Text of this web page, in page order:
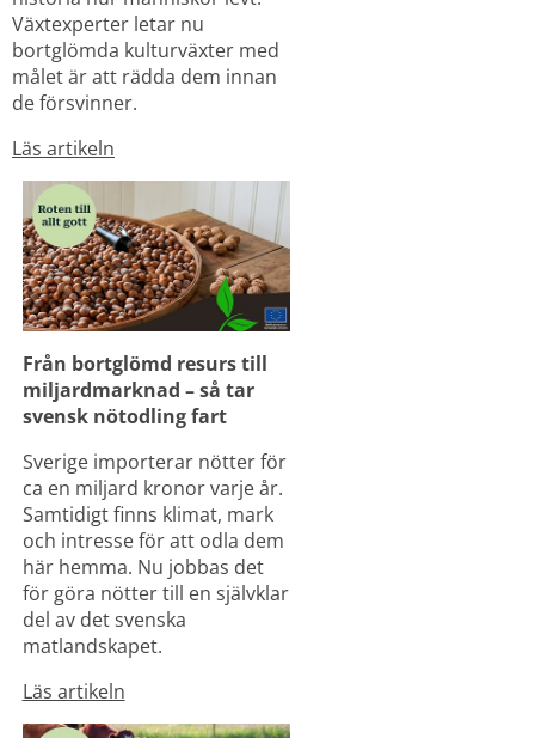
Växtexperter letar nu
bortglömda kulturväxter med
målet är att rädda dem innan
de försvinner.
Läs artikeln
Från bortglömd resurs till
miljardmarknad – så tar
svensk nötodling fart
Sverige importerar nötter för
ca en miljard kronor varje år.
Samtidigt finns klimat, mark
och intresse för att odla dem
här hemma. Nu jobbas det
för göra nötter till en självklar
del av det svenska
matlandskapet.
Läs artikeln